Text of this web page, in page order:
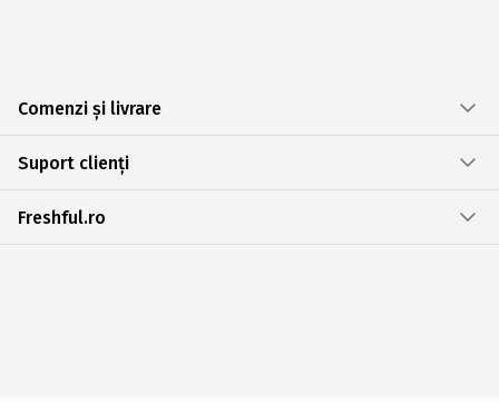
Comenzi și livrare
Suport clienți
Freshful.ro